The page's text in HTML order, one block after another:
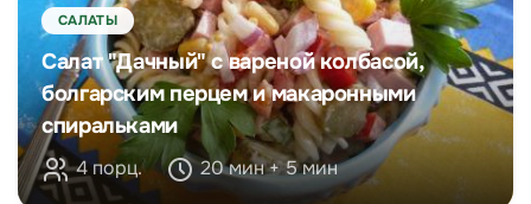
САЛАТЫ
Салат "Дачный" с вареной колбасой,
болгарским перцем и макаронными
спиральками
4 порц. 20 мин + 5 мин